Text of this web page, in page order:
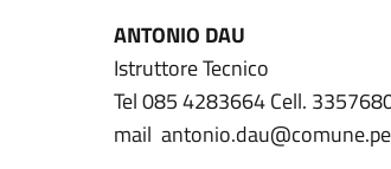
ANTONIO DAU
Istruttore Tecnico
Tel 085 4283664 Cell.
mail